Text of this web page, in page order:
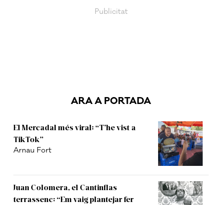
ARA A PORTADA
El Mercadal més viral: “T’he vist a
TikTok”
Arnau Fort
Juan Colomera, el Cantinflas
terrassenc: “Em vaig plantejar fer